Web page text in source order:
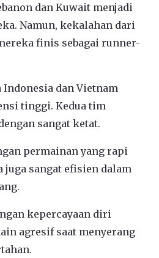
dan Kuwait menjadi
Namun, kekalahan dari
finis sebagai runner-
dan Vietnam
tinggi. Kedua tim
sangat ketat.
permainan yang rapi
sangat efisien dalam
kepercayaan diri
agresif saat menyerang